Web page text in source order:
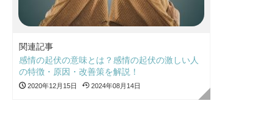
関連記事
感情の起伏の意味とは？感情の起伏の激しい人
の特徴・原因・改善策を解説！
2020年12月15日 2024年08月14日